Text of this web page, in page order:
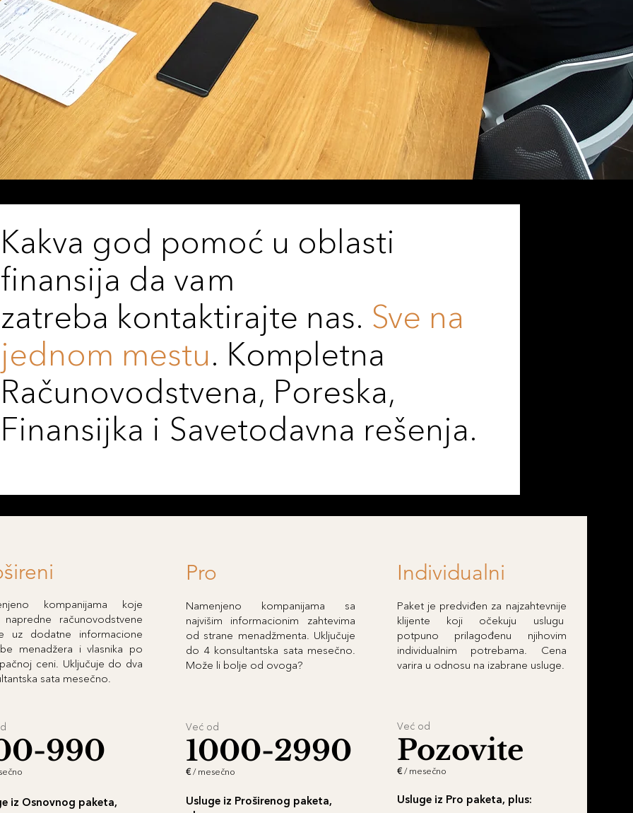
Kakva god pomoć u oblasti
finansija da vam
zatreba kontaktirajte nas. Sve na
jednom mestu. Kompletna
Računovodstvena, Poreska,
Finansijka i Savetodavna rešenja.
kompanijama koje
računovodstvene
uz dodatne informacione
menadžera i vlasnika po
ceni. Uključuje do dva
sata mesečno.
990
iz Osnovnog paketa,
Pro
Namenjeno kompanijama sa
najvišim informacionim zahtevima
od strane menadžmenta. Uključuje
do 4 konsultantska sata mesečno.
Može li bolje od ovoga?
Već od
1000-2990
€/ mesečno
Usluge iz Proširenog paketa,
Individualni
Paket je predviđen za najzahtevnije
klijente koji očekuju uslugu
potpuno prilagođenu njihovim
individualnim potrebama. Cena
varira u odnosu na izabrane usluge.
Već od
Pozovite
€/ mesečno
Usluge iz Pro paketa, plus: